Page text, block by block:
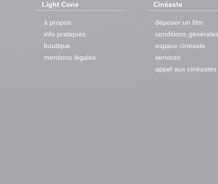
Light Cone
à propos
info pratiques
boutique
mentions légales
Cinéaste
déposer un film
conditions
espace cinéaste
services
appel aux cinéastes